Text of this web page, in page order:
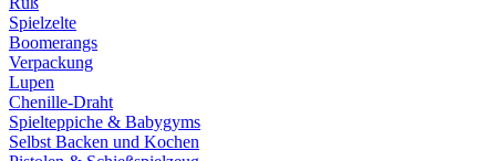
Spielzelte
Boomerangs
Verpackung
Lupen
Chenille-Draht
Spielteppiche & Babygyms
Selbst Backen und Kochen